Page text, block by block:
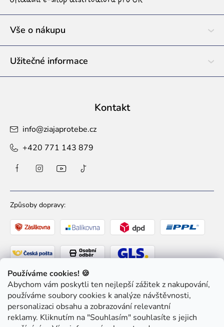
Používáme cookies! 🍪
Abychom vám poskytli ten nejlepší zážitek z nakupování,
používáme soubory cookies k analýze návštěvnosti,
personalizaci obsahu a zobrazování relevantní
reklamy. Kliknutím na "Souhlasím" souhlasíte s jejich
t
Vše o nákupu
Užitečné informace
Kontakt
info@ziajaprotebe.cz
+420 771 143 879
Způsoby dopravy:
Způsoby platby: